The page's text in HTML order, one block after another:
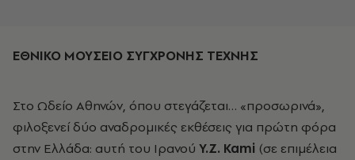
ΕΘΝΙΚΟ ΜΟΥΣΕΙΟ ΣΥΓΧΡΟΝΗΣ ΤΕΧΝΗΣ
Στο Ωδείο Αθηνών, όπου στεγάζεται… «προσωρινά»,
φιλοξενεί δύο αναδρομικές εκθέσεις για πρώτη φόρα
στην Ελλάδα: αυτή του Iρανού Y.Z. Kami (σε επιμέλεια